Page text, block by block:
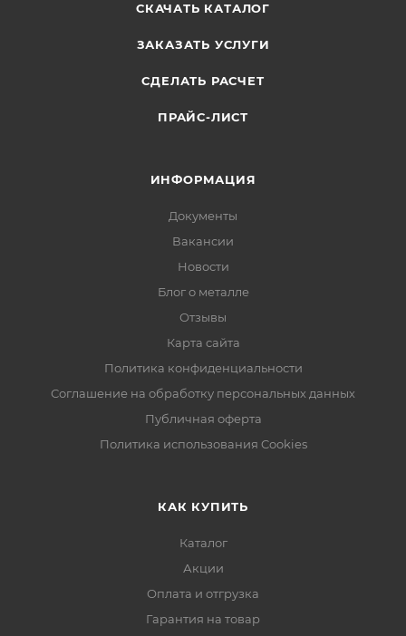
СКАЧАТЬ КАТАЛОГ
ЗАКАЗАТЬ УСЛУГИ
СДЕЛАТЬ РАСЧЕТ
ПРАЙС-ЛИСТ
ИНФОРМАЦИЯ
Документы
Вакансии
Новости
Блог о металле
Отзывы
Карта сайта
Политика конфиденциальности
Соглашение на обработку персональных данных
Публичная оферта
Политика использования Cookies
КАК КУПИТЬ
Каталог
Акции
Оплата и отгрузка
Гарантия на товар